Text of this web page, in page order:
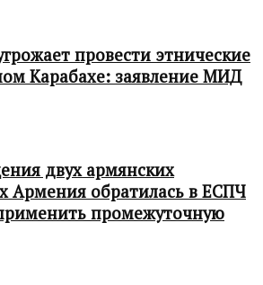
провести этнические
Карабахе: заявление МИД
двух армянских
Армения обратилась в ЕСПЧ
промежуточную